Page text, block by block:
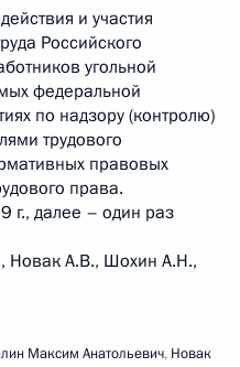
и участия
Российского
угольной
федеральной
по надзору (контролю)
трудового
правовых
права.
г., далее – один раз
Новак А.В., Шохин А.Н.,
Максим Анатольевич, Новак